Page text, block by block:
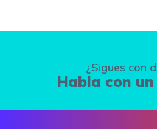
¿Sigues con
Habla con